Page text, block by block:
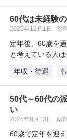
60代は未経験
2025年12月1日 薬
定年後、60歳を
と考えている人
年収・待遇
50代～60代の
い
2025年8月13日 薬
60歳で定年を迎